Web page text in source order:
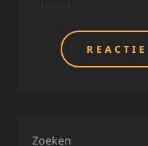
Zoeken